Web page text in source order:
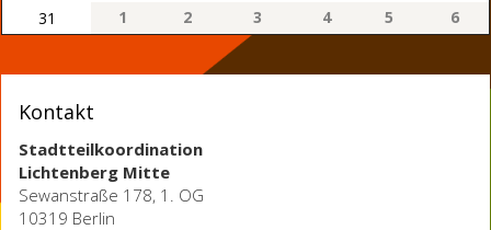
31
1 2 3 4 5 6
Kontakt
Stadtteilkoordination
Lichtenberg Mitte
Sewanstraße 178, 1. OG
10319 Berlin